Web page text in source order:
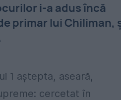
i-a adus încă
primar lui Chiliman,
1 aștepta, aseară,
cercetat în